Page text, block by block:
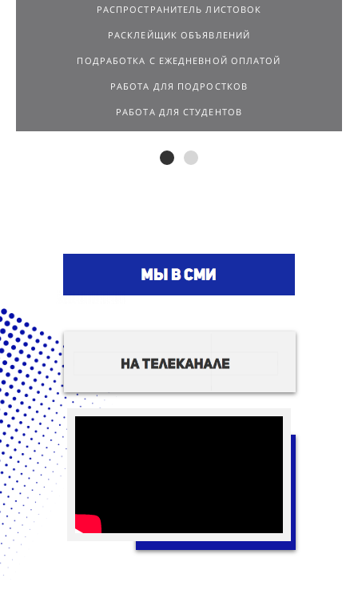
РАСПРОСТРАНИТЕЛЬ ЛИСТОВОК
РАСКЛЕЙЩИК ОБЪЯВЛЕНИЙ
ПОДРАБОТКА С ЕЖЕДНЕВНОЙ ОПЛАТОЙ
РАБОТА ДЛЯ ПОДРОСТКОВ
РАБОТА ДЛЯ СТУДЕНТОВ